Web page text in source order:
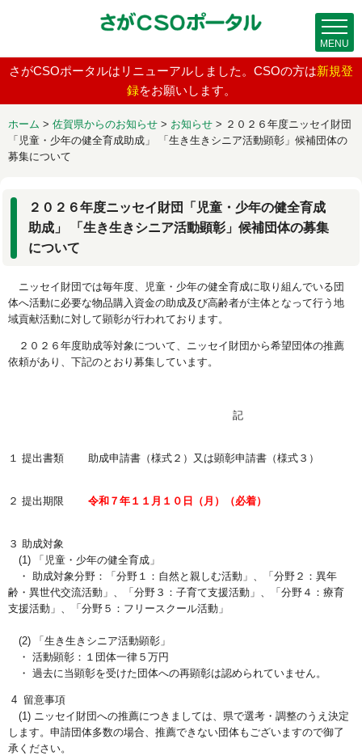
さがCSOポータルはリニューアルしました。CSOの方は新規登
録をお願いします。
ホーム > 佐賀県からのお知らせ > お知らせ > ２０２６年度ニッセイ財団
「児童・少年の健全育成助成」 「生き生きシニア活動顕彰」候補団体の
募集について
２０２６年度ニッセイ財団「児童・少年の健全育成
助成」 「生き生きシニア活動顕彰」候補団体の募集
について
ニッセイ財団では毎年度、児童・少年の健全育成に取り組んでいる団
体へ活動に必要な物品購入資金の助成及び高齢者が主体となって行う地
域貢献活動に対して顕彰が行われております。
２０２６年度助成等対象について、ニッセイ財団から希望団体の推薦
依頼があり、下記のとおり募集しています。
記
１ 提出書類 助成申請書（様式２）又は顕彰申請書（様式３）
２ 提出期限 令和７年１１月１０日（月）（必着）
３ 助成対象
(1) 「児童・少年の健全育成」
・ 助成対象分野：「分野１：自然と親しむ活動」、「分野２：異年
齢・異世代交流活動」、「分野３：子育て支援活動」、「分野４：療育
支援活動」、「分野５：フリースクール活動」
(2) 「生き生きシニア活動顕彰」
・ 活動顕彰：１団体一律５万円
・ 過去に当顕彰を受けた団体への再顕彰は認められていません。
4 留意事項
(1) ニッセイ財団への推薦につきましては、県で選考・調整のうえ決定
します。申請団体多数の場合、推薦できない団体もございますので御了
承ください。
MENU